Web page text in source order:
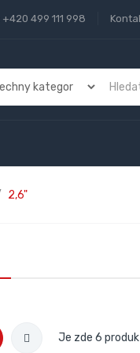
+420 499 111 998
2,6"
Je zde 6